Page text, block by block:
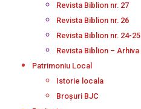
Revista Biblion nr. 27
Revista Biblion nr. 26
Revista Biblion nr. 24-25
Revista Biblion – Arhiva
Patrimoniu Local
Istorie locala
Broșuri BJC